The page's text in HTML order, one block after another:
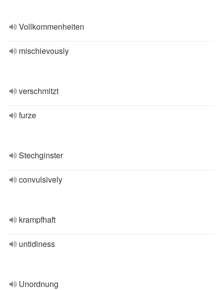
Vollkommenheiten
mischievously
verschmitzt
furze
Stechginster
convulsively
krampfhaft
untidiness
Unordnung